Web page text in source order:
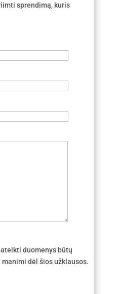
sprendimą, kuris
duomenys būtų
dėl šios užklausos.